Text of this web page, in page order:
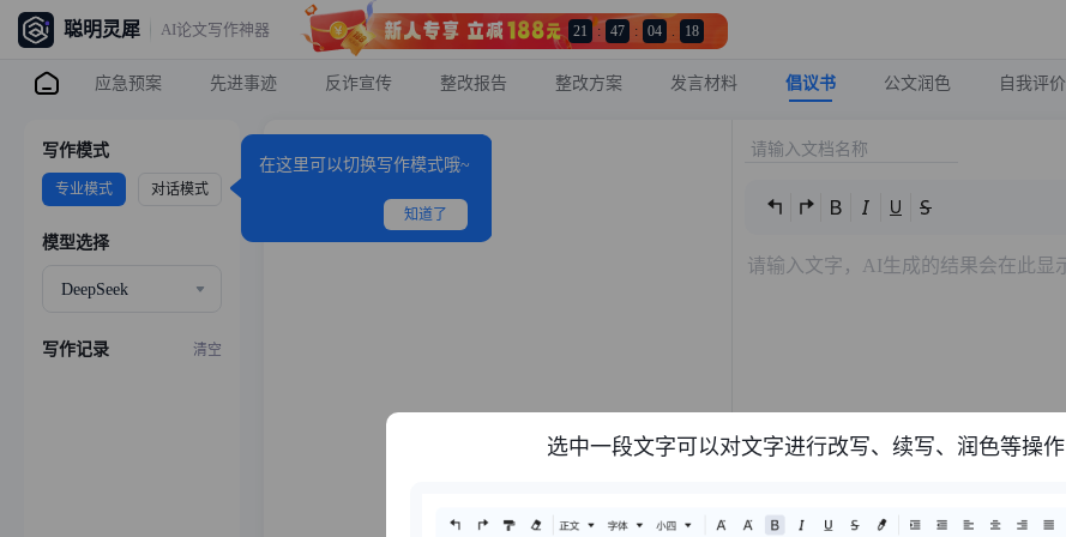
聪明灵犀 AI论文写作神器 21 : 47 : 03 98
汇报 应急预案 先进事迹 反诈宣传 整改报告 整改方案 发言材料 倡议书 公文润色 自我评价
写作模式
专业模式 对话模式
在这里可以切换写作模式哦~
知道了
模型选择
DeepSeek
写作记录 清空
选中一段文字可以对文字进行改写、续写、润色等操作